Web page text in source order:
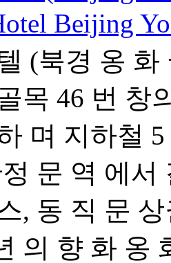
Beijing
(북경 옹
목 46 번 창
며 지하철
문 역 에서
, 동 직 문
의 향 화 옹